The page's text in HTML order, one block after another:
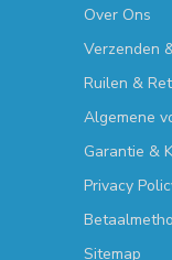
Over Ons
Verzenden
Ruilen &
Algemene
Garantie &
Privacy
Sitemap